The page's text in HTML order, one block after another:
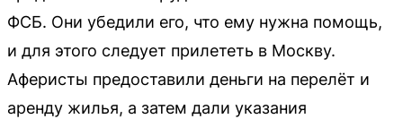
ФСБ. Они убедили его, что ему нужна помощь,
и для этого следует прилететь в Москву.
Аферисты предоставили деньги на перелёт и
аренду жилья, а затем дали указания